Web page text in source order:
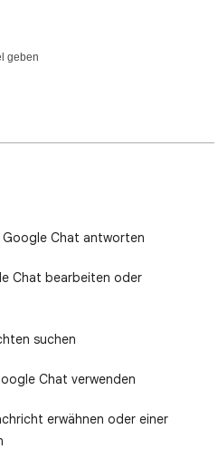
geben
Chat antworten
Chat bearbeiten oder
suchen
Chat verwenden
erwähnen oder einer